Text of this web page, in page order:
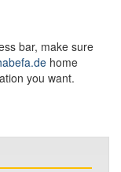
bar, make sure
home
you want.